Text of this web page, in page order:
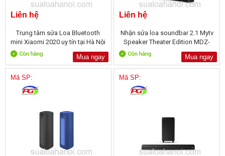
Liên hệ
Trung tâm sửa Loa Bluetooth
mini Xiaomi 2020 uy tín tại Hà Nội
Mua ngay
Liên hệ
Nhận sửa loa soundbar 2.1 Mytv
Speaker Theater Edition MDZ-
Mua ngay
Mã SP: Mã SP: